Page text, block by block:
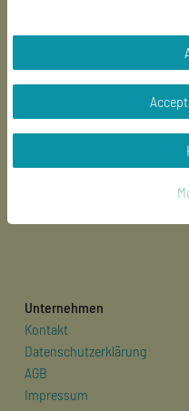
Mein Konto
Login
Unternehmen
Kontakt
Datenschutzerklärung
AGB
Impressum